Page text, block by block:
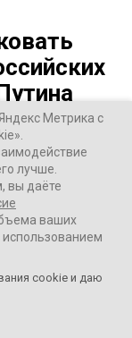
ситуации на
будут
и Белоруссии
Метрика с
лучше.
вы даёте
ваших
cookie и даю